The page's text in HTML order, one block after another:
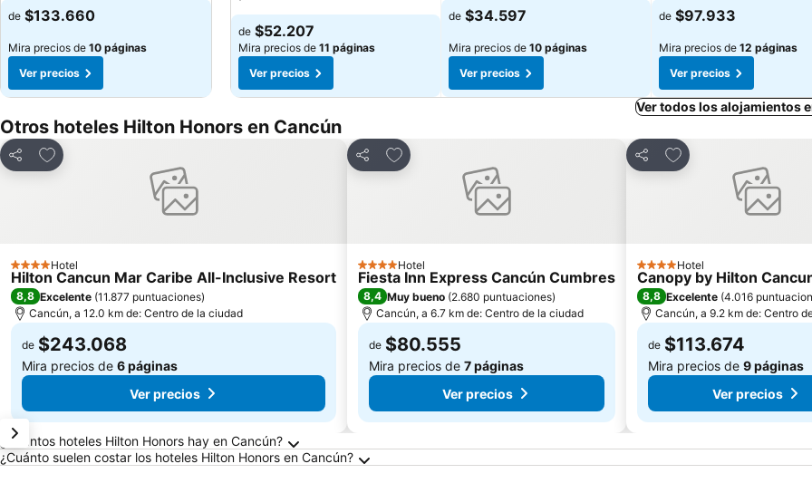
de $133.660
Mira precios de 10 páginas
Ver precios
de $52.207
Mira precios de 11 páginas
Ver precios
de $34.597
Mira precios de 10 páginas
Ver precios
de $97.933
Mira precios de 12 páginas
Ver precios
Ver todos los alojamientos
Otros hoteles Hilton Honors en Cancún
Compartir
Agregar a favoritos
4 Estrellas
Hotel
Hilton Cancun Mar Caribe All-Inclusive Resort
8,8 Excelente (11.877 puntuaciones)
Cancún, a 12.0 km de: Centro de la ciudad
de $243.068
Mira precios de 6 páginas
Ver precios
Compartir
Agregar a favoritos
4 Estrellas
Hotel
Fiesta Inn Express Cancún Cumbres
8,4 Muy bueno (2.680 puntuaciones)
Cancún, a 6.7 km de: Centro de la ciudad
de $80.555
Mira precios de 7 páginas
Ver precios
Compartir
Agregar a favoritos
4 Estrellas
Hotel
Canopy by Hilton
8,8 Excelente (4.016
Cancún, a 9.2 km de: Centro
de $113.674
Mira precios de 9 páginas
Ver precios
Preguntas frecuentes sobre Cancún
¿Cuántos hoteles Hilton Honors hay en Cancún?
¿Cuánto suelen costar los hoteles Hilton Honors en Cancún?